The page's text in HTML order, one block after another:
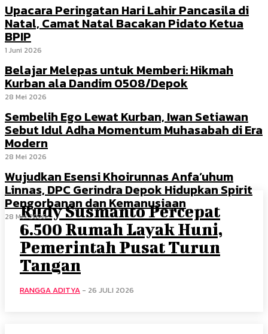
Upacara Peringatan Hari Lahir Pancasila di
Natal, Camat Natal Bacakan Pidato Ketua
BPIP
1 Juni 2026
Belajar Melepas untuk Memberi: Hikmah
Kurban ala Dandim 0508/Depok
28 Mei 2026
Sembelih Ego Lewat Kurban, Iwan Setiawan
Sebut Idul Adha Momentum Muhasabah di Era
Modern
28 Mei 2026
Wujudkan Esensi Khoirunnas Anfa’uhum
Linnas, DPC Gerindra Depok Hidupkan Spirit
Pengorbanan dan Kemanusiaan
28 Mei 2026
Rudy Susmanto Percepat
6.500 Rumah Layak Huni,
Pemerintah Pusat Turun
Tangan
RANGGA ADITYA - 26 JULI 2026